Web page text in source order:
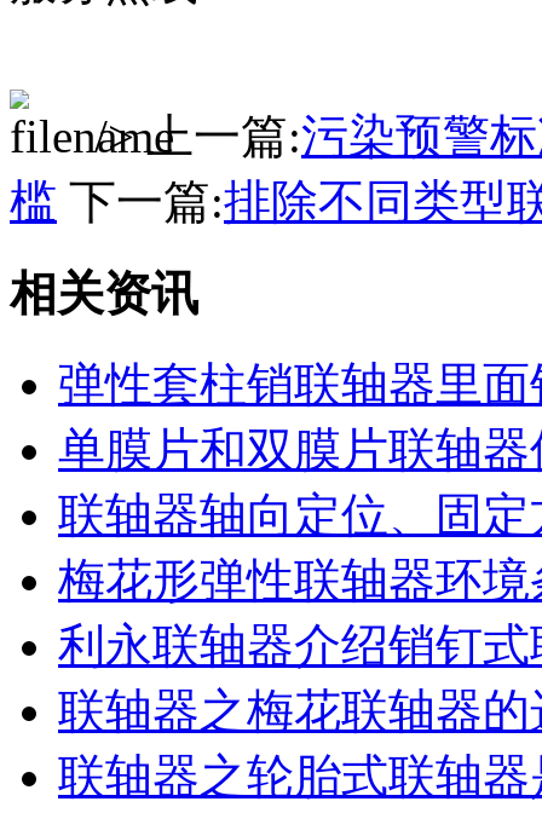
/> 上一篇:污染预警
槛 下一篇:排除不同类型
相关资讯
弹性套柱销联轴器里
单膜片和双膜片联轴
联轴器轴向定位、固
梅花形弹性联轴器环
利永联轴器介绍销钉
联轴器之梅花联轴器
联轴器之轮胎式联轴